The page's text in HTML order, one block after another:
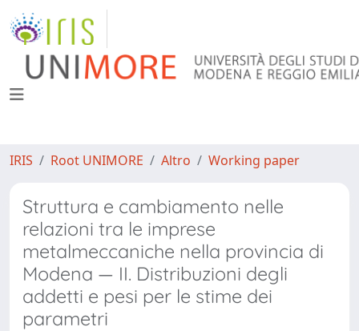
IRIS Root UNIMORE Altro Working paper
Struttura e cambiamento nelle
relazioni tra le imprese
metalmeccaniche nella provincia di
Modena — II. Distribuzioni degli
addetti e pesi per le stime dei
parametri